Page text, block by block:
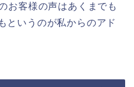
お客様の声はあくまでも
というのが私からのアド